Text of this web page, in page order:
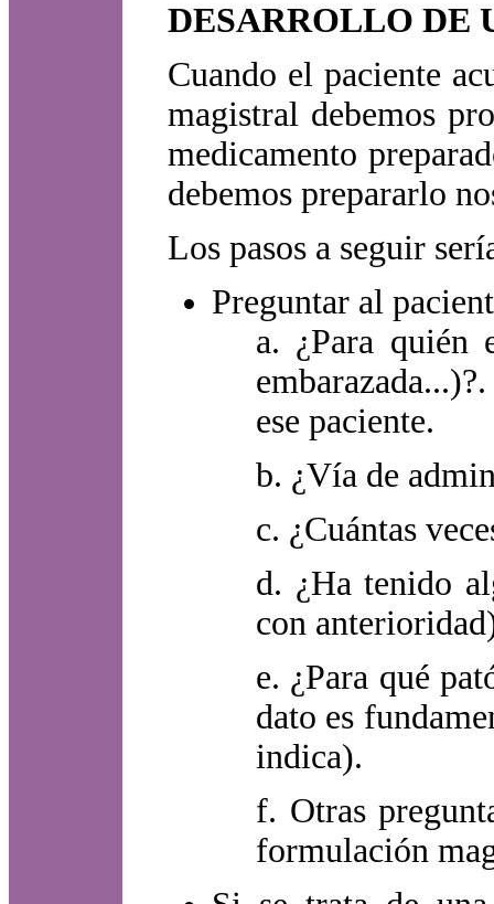
DESARROLLO DE
Cuando el paciente
magistral debemos
medicamento
debemos prepararlo
Los pasos a seguir
Preguntar al
a. ¿Para quién
ese paciente.
b. ¿Vía de
c. ¿Cuántas
d. ¿Ha tenido
con
e. ¿Para qué
dato es
indica).
f. Otras
formulación